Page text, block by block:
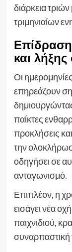
διάρκεια
τριμηνιαίων
και
Οι
επηρεάζουν
παίκτες
προκλήσεις
την
οδηγήσει σε
ανταγωνισμό.
Επιπλέον, η
εισάγει νέα
παιχνιδιού,
συναρπαστική